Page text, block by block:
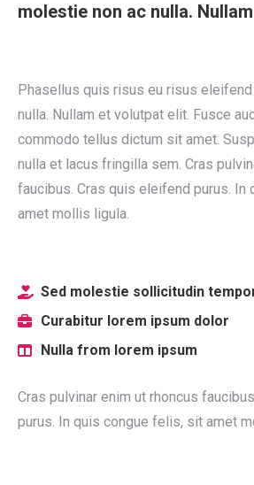
molestie non ac nulla.
Phasellus quis risus eu risus
nulla. Nullam et volutpat elit. Fusce
commodo tellus dictum sit amet.
nulla et lacus fringilla sem. Cras
faucibus. Cras quis eleifend purus.
amet mollis ligula.
Sed molestie sollicitudin
Curabitur lorem ipsum dolor
Nulla from lorem ipsum
Cras pulvinar enim ut rhoncus
purus. In quis congue felis, sit amet